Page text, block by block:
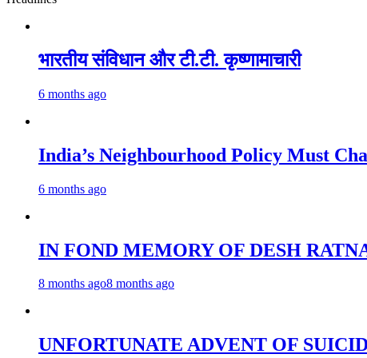
भारतीय संविधान और टी.टी. कृष्णामाचारी
6 months ago
India’s Neighbourhood Policy
6 months ago
IN FOND MEMORY OF DESH
8 months ago8 months ago
UNFORTUNATE ADVENT OF